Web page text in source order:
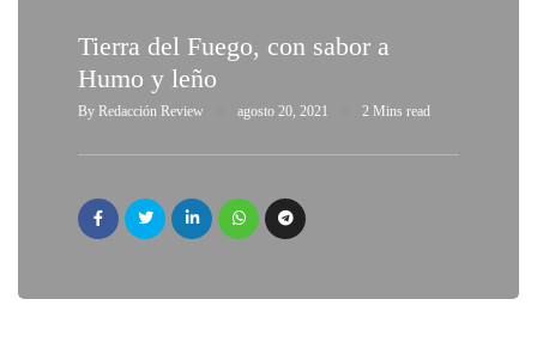
Tierra del Fuego, con sabor a
Humo y leño
By Redacción Review agosto 20, 2021 2 Mins read